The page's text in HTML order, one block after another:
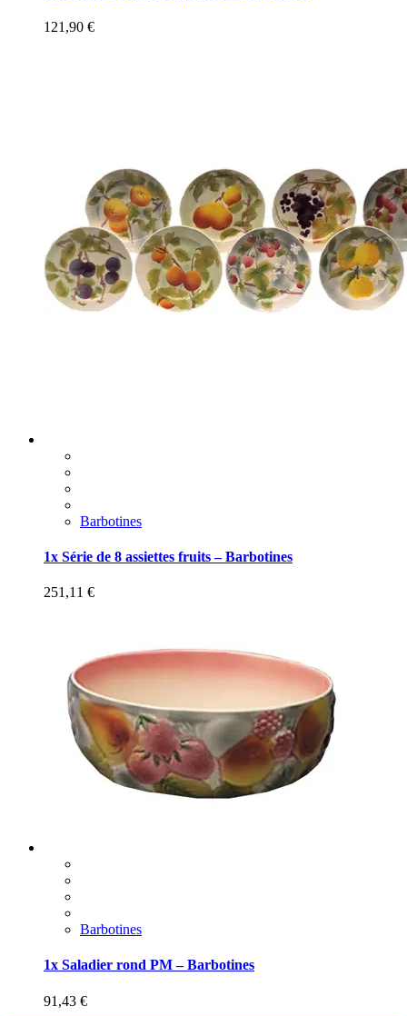
121,90 €
Barbotines
1x Série de 8 assiettes fruits – Barbotines
251,11 €
Barbotines
1x Saladier rond PM – Barbotines
91,43 €